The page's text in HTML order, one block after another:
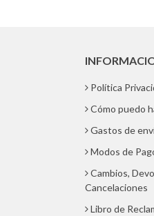
Política
Cómo puedo
Gastos de
Modos de
Cambios,
Cancelaciones
Libro de